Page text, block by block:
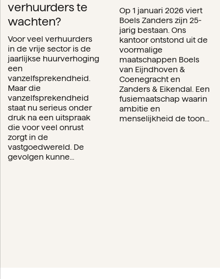
verhuurders te
wachten?
Voor veel verhuurders
in de vrije sector is de
jaarlijkse huurverhoging
een
vanzelfsprekendheid.
Maar die
vanzelfsprekendheid
staat nu serieus onder
druk na een uitspraak
die voor veel onrust
zorgt in de
vastgoedwereld. De
gevolgen kunne...
Op 1 januari 2026 viert
Boels Zanders zijn 25-
jarig bestaan. Ons
kantoor ontstond uit de
voormalige
maatschappen Boels
van Eijndhoven &
Coenegracht en
Zanders & Eikendal. Een
fusiemaatschap waarin
ambitie en
menselijkheid de toon...